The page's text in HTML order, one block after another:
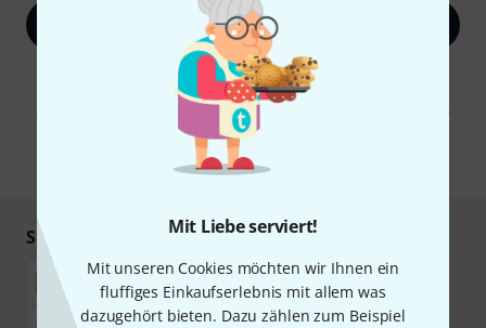
Mit Liebe serviert!
Mit unseren Cookies möchten wir Ihnen ein
fluffiges Einkaufserlebnis mit allem was
dazugehört bieten. Dazu zählen zum Beispiel
Jetzt anmelden
Mit Klick auf „Jetzt anmelden“ stimmen Sie dem Erhalt von E-Mail-
Werbung und einer Messung des E-Mail-Nutzungsverhaltens zu. Die
Abmeldung ist jederzeit möglich. Weitere Informationen finden Sie in
unseren
Datenschutzhinweisen
* Pflichtfeld
Sicher einkaufen & bezahlen